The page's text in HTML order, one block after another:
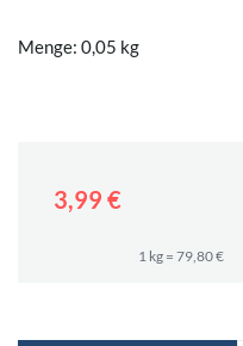
Menge: 0,05 kg
3,99 €
1 kg = 79,80 €